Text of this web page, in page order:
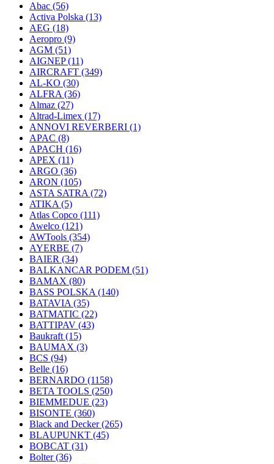
Abac (56)
Activa Polska (13)
AEG (18)
Aeropro (9)
AGM (51)
AIGNEP(11)
AIRCRAFT (349)
AL-KO (30)
ALFRA (36)
Almaz (27)
Altrad-Limex (17)
ANNOVI REVERBERI (1)
APAC (8)
APACH (16)
APEX (11)
ARGO (36)
ARON (105)
ASTA SATRA (72)
ATIKA (5)
Atlas Copco (111)
Awelco (121)
AWTools (354)
AYERBE (7)
BAIER (34)
BALKANCAR PODEM (51)
BAMAX (80)
BASS POLSKA (140)
BATAVIA (35)
BATMATIC (22)
BATTIPAV (43)
Baukraft (15)
BAUMAX (3)
BCS (94)
Belle (16)
BERNARDO (1158)
BETA TOOLS (250)
BIEMMEDUE (23)
BISONTE (360)
Black and Decker(265)
BLAUPUNKT (45)
BOBCAT (31)
Bolter(36)